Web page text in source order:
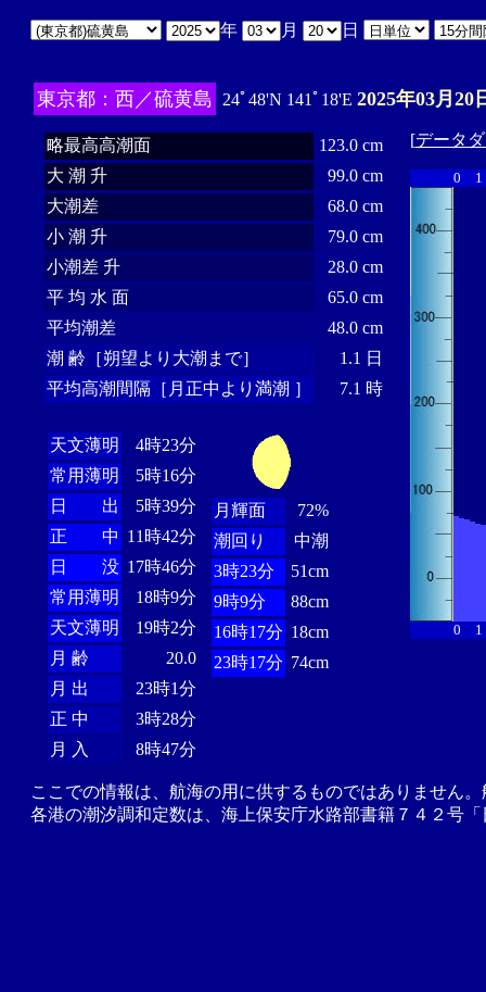
年 月 日
東京都：西／硫黄島 24ﾟ48'N 141ﾟ18'E 2025年03月20
略最高高潮面
123.0 cm
大 潮 升
99.0 cm
大潮差
68.0 cm
小 潮 升
79.0 cm
小潮差 升
28.0 cm
平 均 水 面
65.0 cm
平均潮差
48.0 cm
潮 齢［朔望より大潮まで］
1.1 日
平均高潮間隔［月正中より満潮 ］
7.1 時
天文薄明
4時23分
常用薄明
5時16分
日 出
5時39分
正 中 11時42分
日 没 17時46分
常用薄明
18時9分
天文薄明
19時2分
月 齢
20.0
月 出
23時1分
正 中
3時28分
月 入
8時47分
月輝面
72%
潮回り
中潮
3時23分
51cm
9時9分
88cm
16時17分 18cm
23時17分 74cm
[データ
0 1
0 1
ここでの情報は、航海の用に供するものではありません
各港の潮汐調和定数は、海上保安庁水路部書籍７４２号